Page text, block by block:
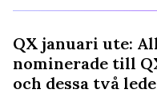
QX januari ute:
nominerade till
och dessa två